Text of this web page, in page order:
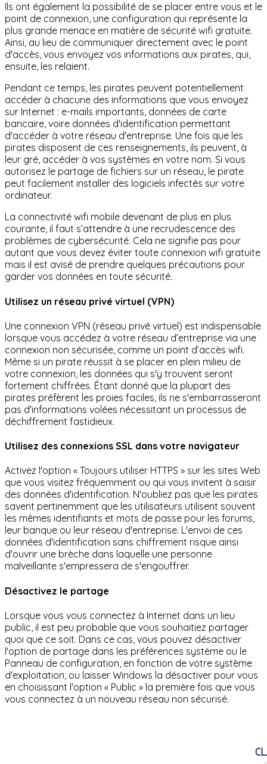
Ils ont également la possibilité de se placer entre vous et le
point de connexion, une configuration qui représente la
plus grande menace en matière de sécurité wifi gratuite.
Ainsi, au lieu de communiquer directement avec le point
d'accès, vous envoyez vos informations aux pirates, qui,
ensuite, les relaient.
Pendant ce temps, les pirates peuvent potentiellement
accéder à chacune des informations que vous envoyez
sur Internet : e-mails importants, données de carte
bancaire, voire données d'identification permettant
d'accéder à votre réseau d'entreprise. Une fois que les
pirates disposent de ces renseignements, ils peuvent, à
leur gré, accéder à vos systèmes en votre nom. Si vous
autorisez le partage de fichiers sur un réseau, le pirate
peut facilement installer des logiciels infectés sur votre
ordinateur.
La connectivité wifi mobile devenant de plus en plus
courante, il faut s’attendre à une recrudescence des
problèmes de cybersécurité. Cela ne signifie pas pour
autant que vous devez éviter toute connexion wifi gratuite
mais il est avisé de prendre quelques précautions pour
garder vos données en toute sécurité.
Utilisez un réseau privé virtuel (VPN)
Une connexion VPN (réseau privé virtuel) est indispensable
lorsque vous accédez à votre réseau d’entreprise via une
connexion non sécurisée, comme un point d’accès wifi.
Même si un pirate réussit à se placer en plein milieu de
votre connexion, les données qui s'y trouvent seront
fortement chiffrées. Étant donné que la plupart des
pirates préfèrent les proies faciles, ils ne s'embarrasseront
pas d'informations volées nécessitant un processus de
déchiffrement fastidieux.
Utilisez des connexions SSL dans votre navigateur
Activez l'option « Toujours utiliser HTTPS » sur les sites Web
que vous visitez fréquemment ou qui vous invitent à saisir
des données d'identification. N'oubliez pas que les pirates
savent pertinemment que les utilisateurs utilisent souvent
les mêmes identifiants et mots de passe pour les forums,
leur banque ou leur réseau d'entreprise. L'envoi de ces
données d'identification sans chiffrement risque ainsi
d'ouvrir une brèche dans laquelle une personne
malveillante s'empressera de s'engouffrer.
Désactivez le partage
Lorsque vous vous connectez à Internet dans un lieu
public, il est peu probable que vous souhaitiez partager
quoi que ce soit. Dans ce cas, vous pouvez désactiver
l'option de partage dans les préférences système ou le
Panneau de configuration, en fonction de votre système
d'exploitation, ou laisser Windows la désactiver pour vous
en choisissant l'option « Public » la première fois que vous
vous connectez à un nouveau réseau non sécurisé.